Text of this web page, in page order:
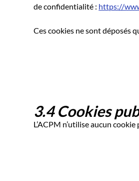
de confidentialité : https://
Ces cookies ne sont déposés
3.4 Cookies
L’ACPM n’utilise aucun